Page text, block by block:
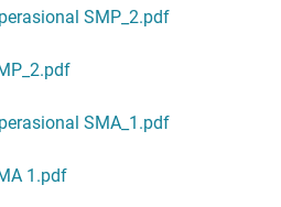
SMP_2.pdf
SMA_1.pdf
1.pdf